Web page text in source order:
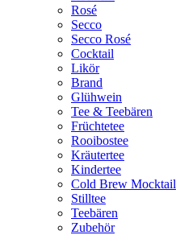
Rosé
Secco
Secco Rosé
Cocktail
Likör
Brand
Glühwein
Tee & Teebären
Früchtetee
Rooibostee
Kräutertee
Kindertee
Cold Brew Mocktail
Stilltee
Teebären
Zubehör